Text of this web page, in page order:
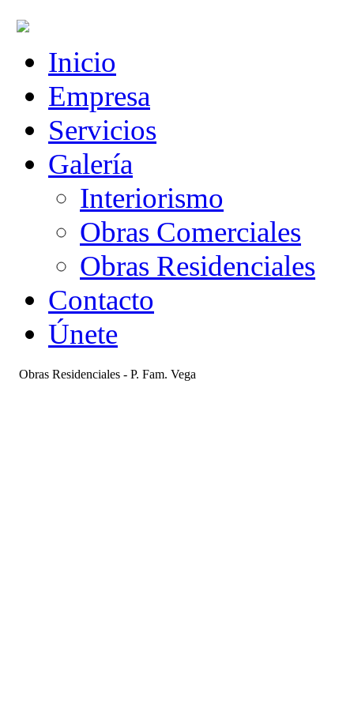
Inicio
Empresa
Servicios
Galería
Interiorismo
Obras Comerciales
Obras Residenciales
Contacto
Únete
Obras Residenciales - P. Fam. Vega